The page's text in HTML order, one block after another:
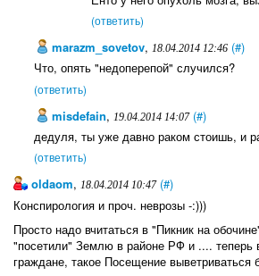
(ответить)
marazm_sovetov, 18.04.2014 12:46 (#)
Что, опять "недоперепой" случился?
(ответить)
misdefain, 19.04.2014 14:07 (#)
дедуля, ты уже давно раком стоишь, и
(ответить)
oldaom, 18.04.2014 10:47 (#)
Конспирология и проч. неврозы -:)))
Просто надо вчитаться в "Пикник на
"посетили" Землю в районе РФ и .... теперь
граждане, такое Посещение выветриваться